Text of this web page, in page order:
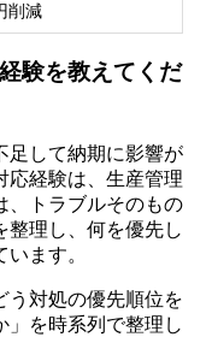
削減
験を教えてくだ
足して納期に影響が
応経験は、生産管理
、トラブルそのもの
整理し、何を優先し
ます。
う対処の優先順位を
」を時系列で整理し